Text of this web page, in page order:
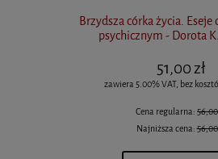
Brzydsza córka życia.
psychicznym - Dorota
51,00 zł
zawiera 5.00% VAT, bez
Cena regularna: 56,00
Najniższa cena:56,00